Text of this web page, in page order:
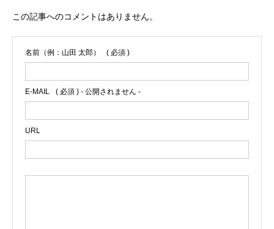
この記事へのコメントはありません。
名前（例：山田 太郎） ( 必須 )
E-MAIL ( 必須 ) - 公開されません -
URL